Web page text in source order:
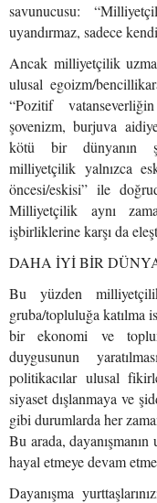
savunucusu:
uyandırmaz, sadece
Ancak milliyetçilik
ulusal egoizm/
“Pozitif
şovenizm, burjuva
kötü bir dünyanın
milliyetçilik yalnızca
öncesi/eskisi” ile
Milliyetçilik aynı
işbirliklerine karşı da
DAHA İYİ BİR
Bu yüzden
gruba/topluluğa katılma
bir ekonomi ve
duygusunun
politikacılar ulusal
siyaset dışlanmaya ve
gibi durumlarda her
Bu arada, dayanışmanın
hayal etmeye devam
Dayanışma